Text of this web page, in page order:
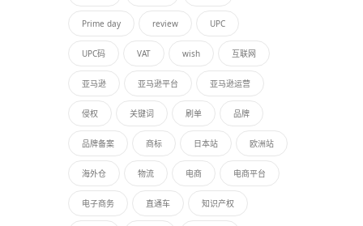
Prime day review UPC
UPC码 VAT wish 互联网
亚马逊 亚马逊平台 亚马逊运营
侵权 关键词 刷单 品牌
品牌备案 商标 日本站 欧洲站
海外仓 物流 电商 电商平台
电子商务 直通车 知识产权